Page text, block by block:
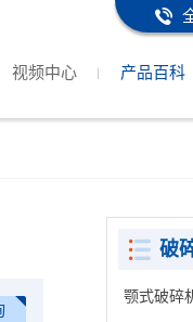
视频中心 产品百科
破
颚式破碎